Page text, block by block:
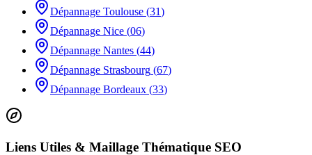
Dépannage Toulouse (31)
Dépannage Nice (06)
Dépannage Nantes (44)
Dépannage Strasbourg (67)
Dépannage Bordeaux (33)
Liens Utiles & Maillage Thématique SEO